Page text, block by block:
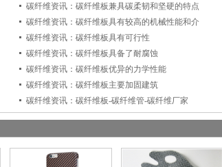
碳纤维资讯：碳纤维板兼具碳柔韧和坚硬的特点
碳纤维资讯：碳纤维板具有较高的机械性能和介
碳纤维资讯：碳纤维板具有可行性
碳纤维资讯：碳纤维板具备了耐腐蚀
碳纤维资讯：碳纤维板优异的力学性能
碳纤维资讯：碳纤维板主要加固建筑
碳纤维资讯：碳纤维板-碳纤维管-碳纤维厂家